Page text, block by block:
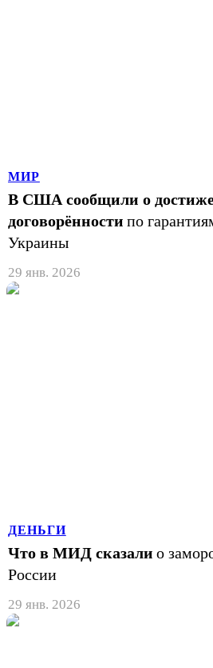
МИР
В США сообщили о
договорённости по
Украины
29 янв. 2026
ДЕНЬГИ
Что в МИД сказали о
России
29 янв. 2026